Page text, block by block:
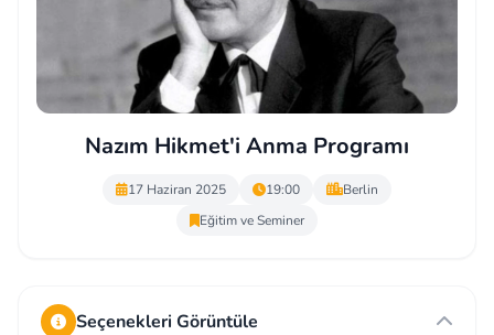
Nazım Hikmet'i Anma Programı
17 Haziran 2025 19:00
Berlin
Eğitim ve Seminer
Seçenekleri Görüntüle